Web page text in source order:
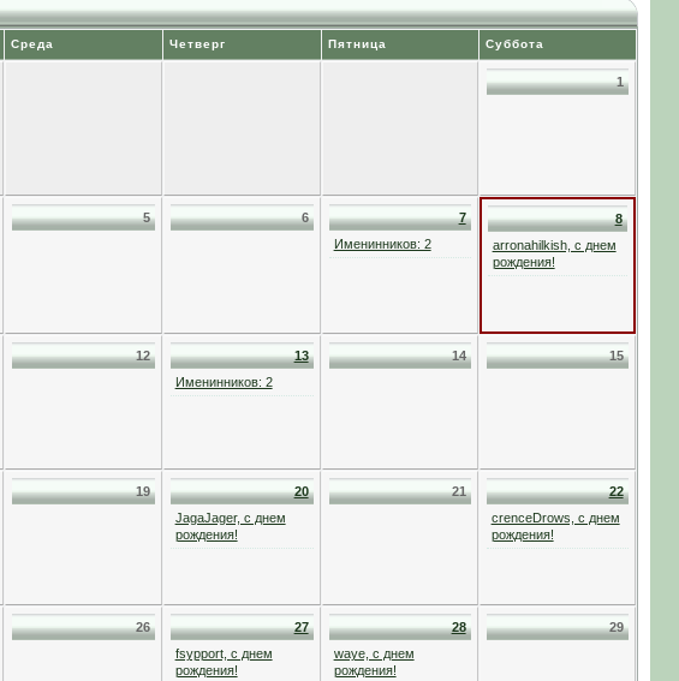
Среда Четверг Пятница Суббота
1
5 6
7
Именинников: 2
8
arronahilkish, с днем
рождения!
12
13
Именинников: 2
14 15
19
20
JagaJager, с днем
рождения!
21
22
crenceDrows, с днем
рождения!
26
27
fsypport, с днем
рождения!
28
waye, с днем
рождения!
29